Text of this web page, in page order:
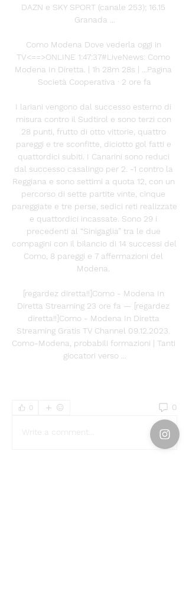
DAZN e SKY SPORT (canale 253); 16.15
Granada ...
Como Modena Dove vederla oggi in
TV<==>ONLINE 1:47:37#LiveNews: Como
Modena In Diretta. | 1h 28m 28s | ...Pagina
Società Cooperativa · 2 ore fa
I lariani vengono dal successo esterno di
misura contro il Sudtirol e sono terzi con
28 punti, frutto di otto vittorie, quattro
pareggi e tre sconfitte, diciotto gol fatti e
quattordici subiti. I Canarini sono reduci
dal successo casalingo per 2. -1 contro la
Reggiana e sono settimi a quota 12, con un
percorso di sette partite vinte, cinque
pareggiate e tre perse, sedici reti realizzate
e quattordici incassate. Sono 29 i
precedenti al “Sinigaglia” tra le due
compagini con il bilancio di 14 successi del
Como, 8 pareggi e 7 affermazioni del
Modena.
[regardez diretta!!]Como - Modena In
Diretta Streaming 23 ore fa — [regardez
diretta!!]Como - Modena In Diretta
Streaming Gratis TV Channel 09.12.2023.
Como-Modena, probabili formazioni | Tanti
giocatori verso ...
0 0
Write a comment...